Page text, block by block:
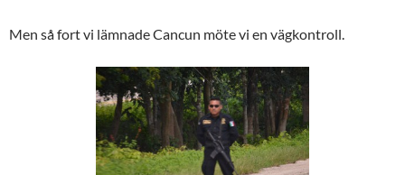
Men så fort vi lämnade Cancun möte vi en vägkontroll.